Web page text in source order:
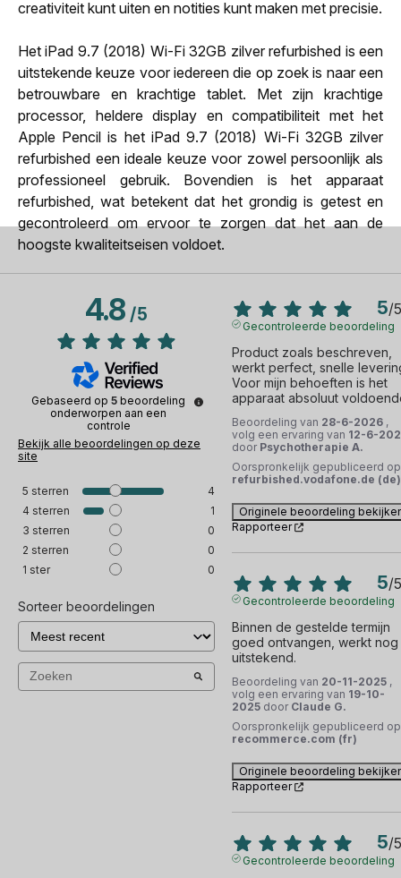
creativiteit kunt uiten en notities kunt maken met precisie.
Het iPad 9.7 (2018) Wi-Fi 32GB zilver refurbished is een
uitstekende keuze voor iedereen die op zoek is naar een
betrouwbare en krachtige tablet. Met zijn krachtige
processor, heldere display en compatibiliteit met het
Apple Pencil is het iPad 9.7 (2018) Wi-Fi 32GB zilver
refurbished een ideale keuze voor zowel persoonlijk als
professioneel gebruik. Bovendien is het apparaat
refurbished, wat betekent dat het grondig is getest en
gecontroleerd om ervoor te zorgen dat het aan de
hoogste kwaliteitseisen voldoet.
4.8/5
Gebaseerd op 5 beoordeling
onderworpen aan een
controle
Bekijk alle beoordelingen op deze
site
5 sterren
4
4 sterren
1
3 sterren
0
2 sterren
0
1 ster 0
Sorteer beoordelingen
5/5
Gecontroleerde beoordeling
Product zoals beschreven,
werkt perfect, snelle
Voor mijn behoeften is het
apparaat absoluut
Beoordeling van 28-6-2026 ,
volg een ervaring van 12-6-
door Psychotherapie A.
Oorspronkelijk gepubliceerd op
refurbished.vodafone.de (de)
Originele beoordeling
Rapporteer
5/5
Gecontroleerde beoordeling
Binnen de gestelde termijn
goed ontvangen, werkt nog
uitstekend.
Beoordeling van 20-11-2025 ,
volg een ervaring van 19-10-
2025 door Claude G.
Oorspronkelijk gepubliceerd op
recommerce.com (fr)
Originele beoordeling
Rapporteer
5/5
Gecontroleerde beoordeling